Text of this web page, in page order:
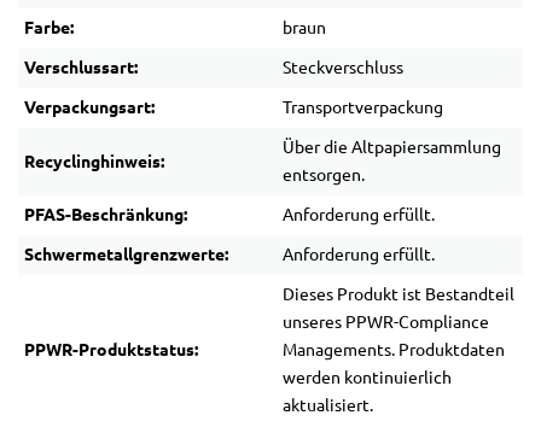
Farbe: braun
Verschlussart: Steckverschluss
Verpackungsart: Transportverpackung
Recyclinghinweis:
Über die Altpapiersammlung
entsorgen.
PFAS-Beschränkung: Anforderung erfüllt.
Schwermetallgrenzwerte: Anforderung erfüllt.
PPWR-Produktstatus:
Dieses Produkt ist Bestandteil
unseres PPWR-Compliance
Managements. Produktdaten
werden kontinuierlich
aktualisiert.